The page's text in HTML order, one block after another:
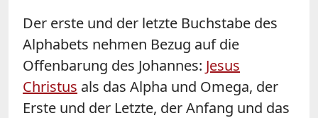
Der erste und der letzte Buchstabe des
Alphabets nehmen Bezug auf die
Offenbarung des Johannes: Jesus
Christus als das Alpha und Omega, der
Erste und der Letzte, der Anfang und das